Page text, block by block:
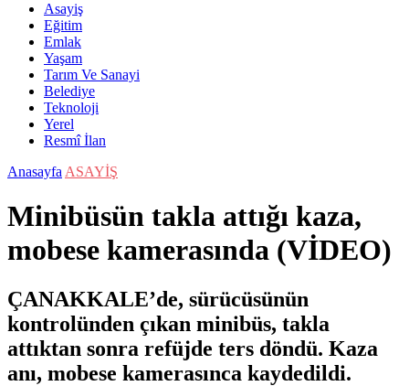
Asayiş
Eğitim
Emlak
Yaşam
Tarım Ve Sanayi
Belediye
Teknoloji
Yerel
Resmî İlan
Anasayfa ASAYİŞ
Minibüsün takla attığı kaza,
mobese kamerasında (VİDEO)
ÇANAKKALE’de, sürücüsünün
kontrolünden çıkan minibüs, takla
attıktan sonra refüjde ters döndü. Kaza
anı, mobese kamerasınca kaydedildi.